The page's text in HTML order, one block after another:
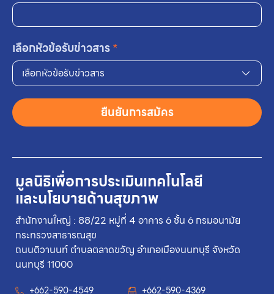
มูลนิธิเพื่อการประเมินเทคโนโลยี
และนโยบายด้านสุขภาพ
สำนักงานใหญ่ : 88/22 หมู่ที่ 4 อาคาร 6 ชั้น 6 กรมอนามัย
กระทรวงสาธารณสุข
ถนนติวานนท์ ตำบลตลาดขวัญ อำเภอเมืองนนทบุรี จังหวัด
นนทบุรี 11000
+662-590-4549 +662-590-4369
เลือกหัวข้อรับข่าวสาร*
เลือกหัวข้อรับข่าวสาร
ยืนยันการสมัคร